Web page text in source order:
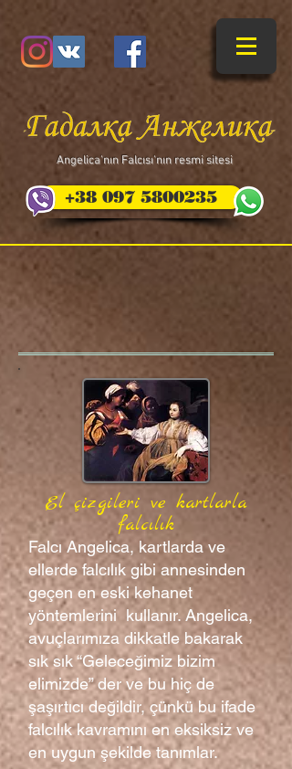
+38 097 5800235
​Angelica'nın Falcısı'nın resmi sitesi
El çizgileri ve kartlarla
falcılık
Falcı Angelica, kartlarda ve
ellerde falcılık gibi annesinden
geçen en eski kehanet
yöntemlerini kullanır. Angelica,
avuçlarımıza dikkatle bakarak
sık sık “Geleceğimiz bizim
elimizde” der ve bu hiç de
şaşırtıcı değildir, çünkü bu ifade
falcılık kavramını en eksiksiz ve
en uygun şekilde tanımlar.